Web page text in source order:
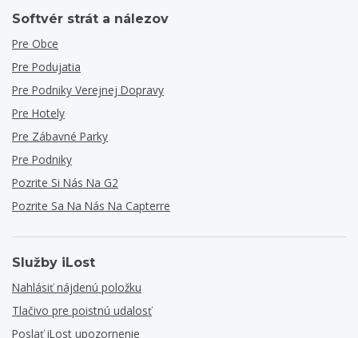
Softvér strát a nálezov
Pre Obce
Pre Podujatia
Pre Podniky Verejnej Dopravy
Pre Hotely
Pre Zábavné Parky
Pre Podniky
Pozrite Si Nás Na G2
Pozrite Sa Na Nás Na Capterre
Služby iLost
Nahlásiť nájdenú položku
Tlačivo pre poistnú udalosť
Poslať iLost upozornenie